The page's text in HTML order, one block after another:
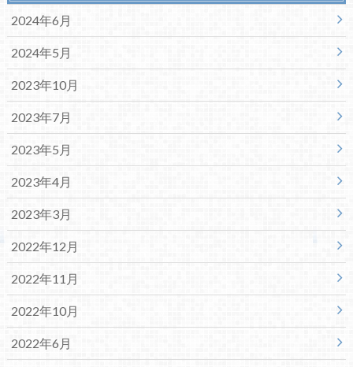
2024年6月
2024年5月
2023年10月
2023年7月
2023年5月
2023年4月
2023年3月
2022年12月
2022年11月
2022年10月
2022年6月